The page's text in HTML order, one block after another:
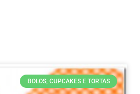
BOLOS, CUPCAKES E TORTAS